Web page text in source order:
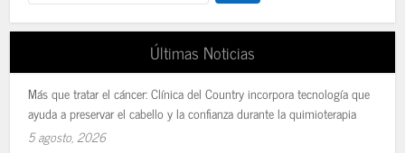
Últimas Noticias
Más que tratar el cáncer: Clínica del Country incorpora tecnología que
ayuda a preservar el cabello y la confianza durante la quimioterapia
5 agosto, 2026